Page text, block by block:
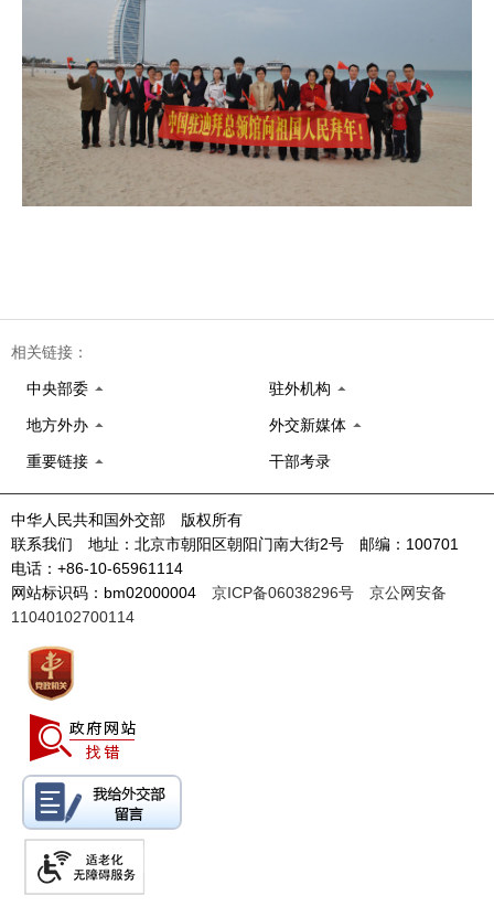
相关链接：
中央部委 驻外机构
地方外办 外交新媒体
重要链接 干部考录
中华人民共和国外交部 版权所有
联系我们 地址：北京市朝阳区朝阳门南大街2号 邮编：100701
电话：+86-10-65961114
网站标识码：bm02000004 京ICP备06038296号
京公网安备
11040102700114